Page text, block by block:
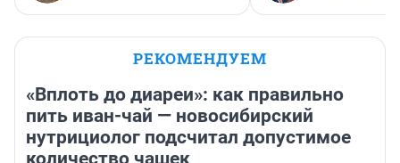
РЕКОМЕНДУЕМ
«Вплоть до диареи»: как правильно
пить иван-чай — новосибирский
нутрициолог подсчитал допустимое